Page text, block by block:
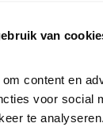
van
content en
voor social
te